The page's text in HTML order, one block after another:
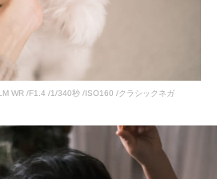
WR /F1.4 /1/340秒 /ISO160 /クラシックネガ